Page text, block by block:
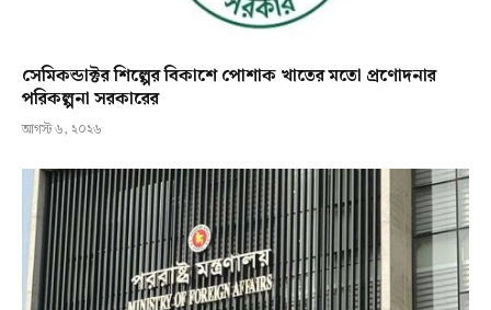
সেমিকন্ডাক্টর শিল্পের বিকাশে পোশাক খাতের মতো প্রণোদনার
পরিকল্পনা সরকারের
আগস্ট ৬, ২০২৬